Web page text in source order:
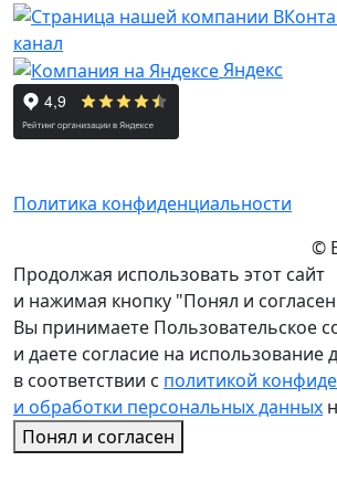
канал
Яндекс
Политика конфиденциальности
©
Продолжая использовать этот сайт
и нажимая кнопку "Понял и
Вы принимаете Пользовательское
и даете согласие на использование
в соответствии с политикой
и обработки персональных данных
Понял и согласен